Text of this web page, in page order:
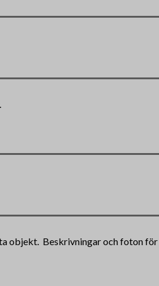
objekt. Beskrivningar och foton